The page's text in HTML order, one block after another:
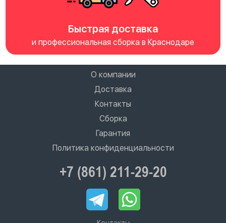
Быстрая доставка
и профессиональная сборка в Краснодаре
О компании
Доставка
Контакты
Сборка
Гарантия
Политика конфиденциальности
+7 (861) 211-29-20